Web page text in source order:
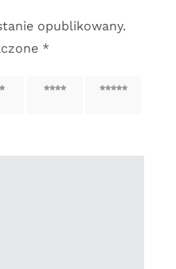
opublikowany.
*
4 z 5
5 z 5